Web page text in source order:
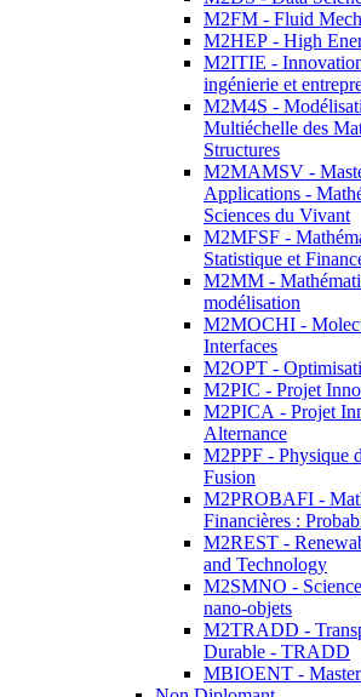
M2FM - Fluid
M2HEP - High
M2ITIE -
ingénierie et
M2M4S -
Multiéchelle des
Structures
M2MAMSV -
Applications -
Sciences du Vivant
M2MFSF -
Statistique et
M2MM -
modélisation
M2MOCHI -
Interfaces
M2OPT -
M2PIC - Projet
M2PICA - Projet
Alternance
M2PPF - Physique
Fusion
M2PROBAFI -
Financières :
M2REST -
and Technology
M2SMNO -
nano-objets
M2TRADD -
Durable - TRADD
MBIOENT -